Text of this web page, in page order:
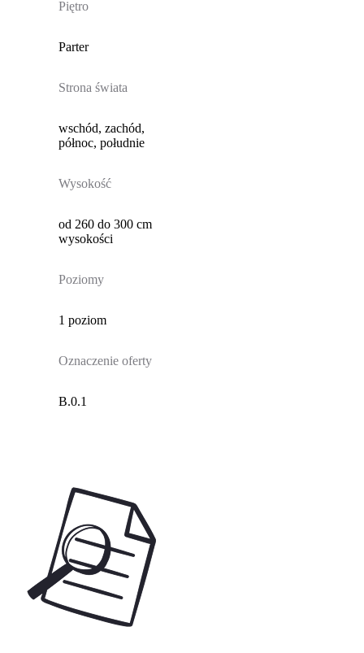
Piętro
Parter
Strona świata
wschód, zachód,
północ, południe
Wysokość
od 260 do 300 cm
wysokości
Poziomy
1 poziom
Oznaczenie oferty
B.0.1